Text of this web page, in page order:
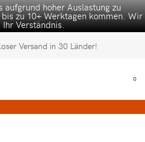
aufgrund hoher Auslastung zu
zu 10+ Werktagen kommen. Wir
Verständnis.
Versand in 30 Länder!
0